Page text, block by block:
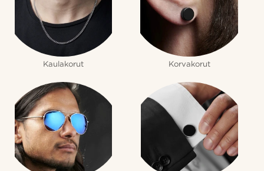
Kaulakorut Korvakorut